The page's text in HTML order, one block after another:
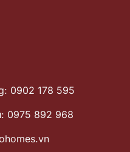
0902 178 595
0975 892 968